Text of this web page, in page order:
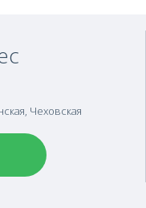
Чеховская